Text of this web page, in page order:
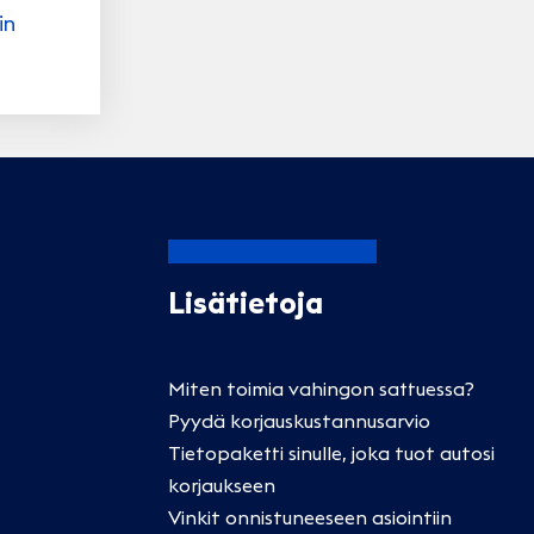
Lisätietoja
Miten toimia vahingon sattuessa?
Pyydä korjauskustannusarvio
Tietopaketti sinulle, joka tuot autosi
korjaukseen
Vinkit onnistuneeseen asiointiin